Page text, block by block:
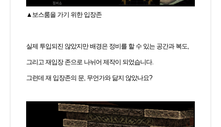
▲보스룸을 가기 위한 입장존
실제 투입되진 않았지만 배경은 정비를 할 수 있는 공간과 복도,
그리고 재입장 존으로 나뉘어 제작이 되었습니다.
그런데 재 입장존의 문, 무언가와 닮지 않았나요?